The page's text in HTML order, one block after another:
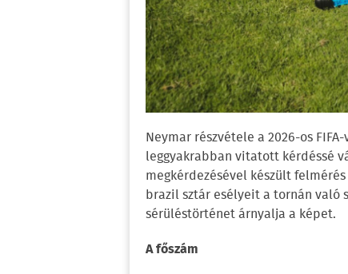
Neymar részvétele a 2026-os
leggyakrabban vitatott kérdéssé
megkérdezésével készült
brazil sztár esélyeit a tornán való
sérüléstörténet árnyalja a képet.
A főszám